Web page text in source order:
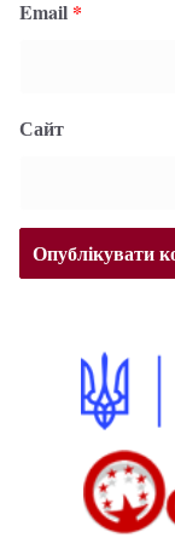
Email *
Сайт